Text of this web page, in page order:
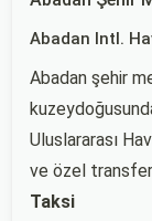
Abadan Intl.
Abadan şehir
Uluslararası
ve özel
Taksi